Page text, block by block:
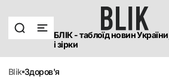
БЛІК - таблоїд новин
і зірки
blik здоров'я